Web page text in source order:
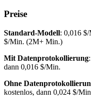
Preise
Standard-Modell: 0,016
$/Min. (2M+ Min.)
Mit Datenprotokollierung
dann 0,016 $/Min.
Ohne
kostenlos, dann 0,024 $/